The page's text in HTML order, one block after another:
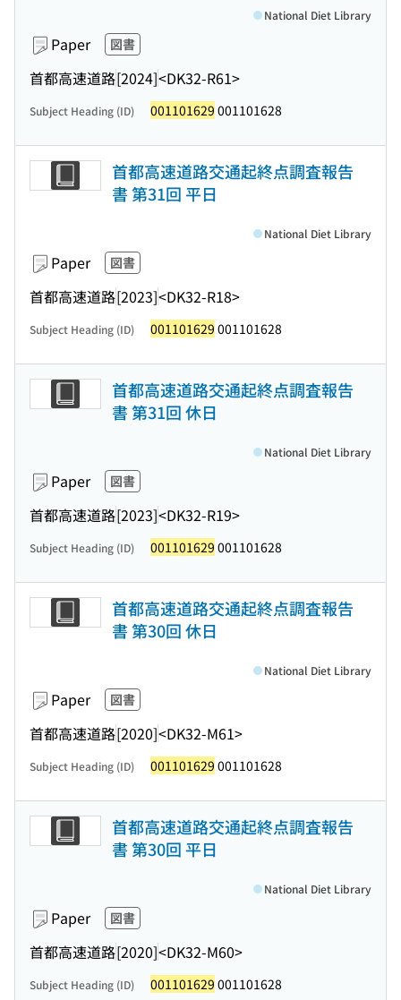
Paper 図書
首都高速道路[2024]<DK32-R61>
National Diet Library
Subject Heading (ID) 001101629 001101628
首都高速道路交通起終点調査報告
書 第31回 平日
Paper 図書
首都高速道路[2023]<DK32-R18>
National Diet Library
Subject Heading (ID) 001101629 001101628
首都高速道路交通起終点調査報告
書 第31回 休日
Paper 図書
首都高速道路[2023]<DK32-R19>
National Diet Library
Subject Heading (ID) 001101629 001101628
首都高速道路交通起終点調査報告
書 第30回 休日
Paper 図書
首都高速道路[2020]<DK32-M61>
National Diet Library
Subject Heading (ID) 001101629 001101628
首都高速道路交通起終点調査報告
書 第30回 平日
Paper 図書
首都高速道路[2020]<DK32-M60>
National Diet Library
Subject Heading (ID) 001101629 001101628